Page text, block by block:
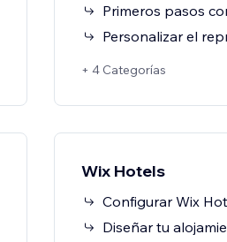
Primeros pasos
Personalizar el
+ 4 Categorías
Wix Hotels
Configurar Wix
Diseñar tu